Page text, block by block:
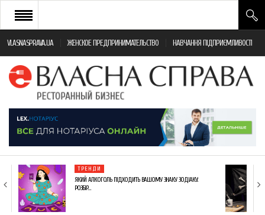
VLASNASPRAVA.UA ЖЕНСКОЕ ПРЕДПРИНИМАТЕЛЬСТВО НАВЧАННЯ ПІДПРИЄМЛИВОСТІ
НОВИНИ РЕСТОРАННОГО БІЗНЕСУ
ЯК ВІДКРИТИ ТА УСПІШНО КЕРУВАТИ
МОНІТОРИНГ ЗАКОНОДАВСТВА
ФРАНЧАЙЗИНГ
КНИГИ
ТРЕНДИ
ЯКИЙ АЛКОГОЛЬ ПІДХОДИТЬ ВАШОМУ ЗНАКУ ЗОДІАКУ:
РОЗБІР…